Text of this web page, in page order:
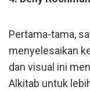
Pertama-tama,
menyelesaikan
dan visual ini
Alkitab untuk